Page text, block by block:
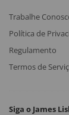
Trabalhe
Política de
Regulamento
Termos de
Siga o James